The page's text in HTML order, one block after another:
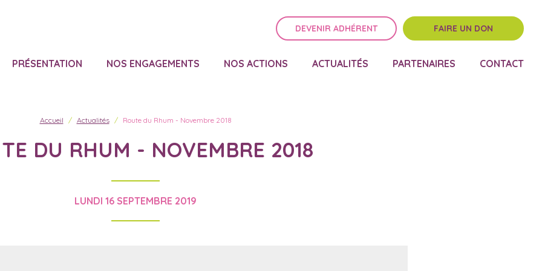
DEVENIR ADHÉRENT FAIRE UN DON
PRÉSENTATION NOS ENGAGEMENTS NOS ACTIONS ACTUALITÉS PARTENAIRES CONTACT
Accueil Actualités Route du Rhum - Novembre 2018
DU RHUM - NOVEMBRE 2018
LUNDI 16 SEPTEMBRE 2019